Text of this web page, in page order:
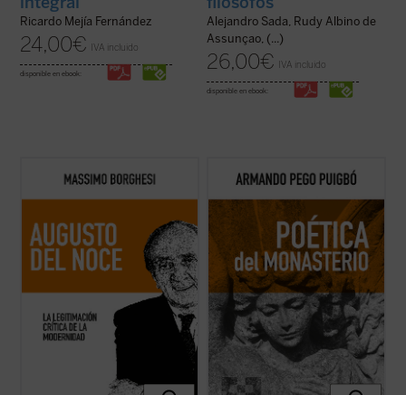
Ricardo Mejía Fernández
24,00€ IVA incluido
disponible en ebook:
Alejandro Sada, Rudy Albino de
Assunçao, (...)
26,00€ IVA incluido
disponible en ebook:
Este libro pretende recorrer la evolución
del pensamiento filosófico y político de
camino ideal dominado, en los años 1940-
1950, por una intención fundamental: la ...
(ver ficha)
Poética del monasterioreflexiona
alrededor de los espacios fundamentales
antropológico de las tres figuras: el hogar,
la escuela y la celda, reivindicando una
pedagogía humanista fundada en la ...
(ver